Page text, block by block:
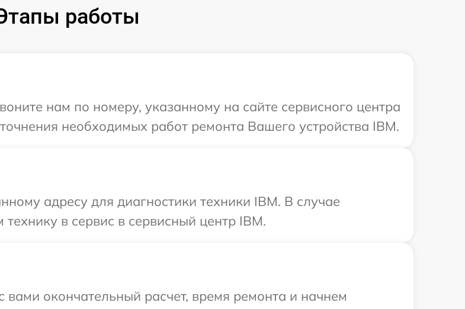
работы
нам по номеру, указанному на сайте сервисного центра
необходимых работ ремонта Вашего устройства IBM.
адресу для диагностики техники IBM. В случае
в сервис в сервисный центр IBM.
окончательный расчет, время ремонта и начнем